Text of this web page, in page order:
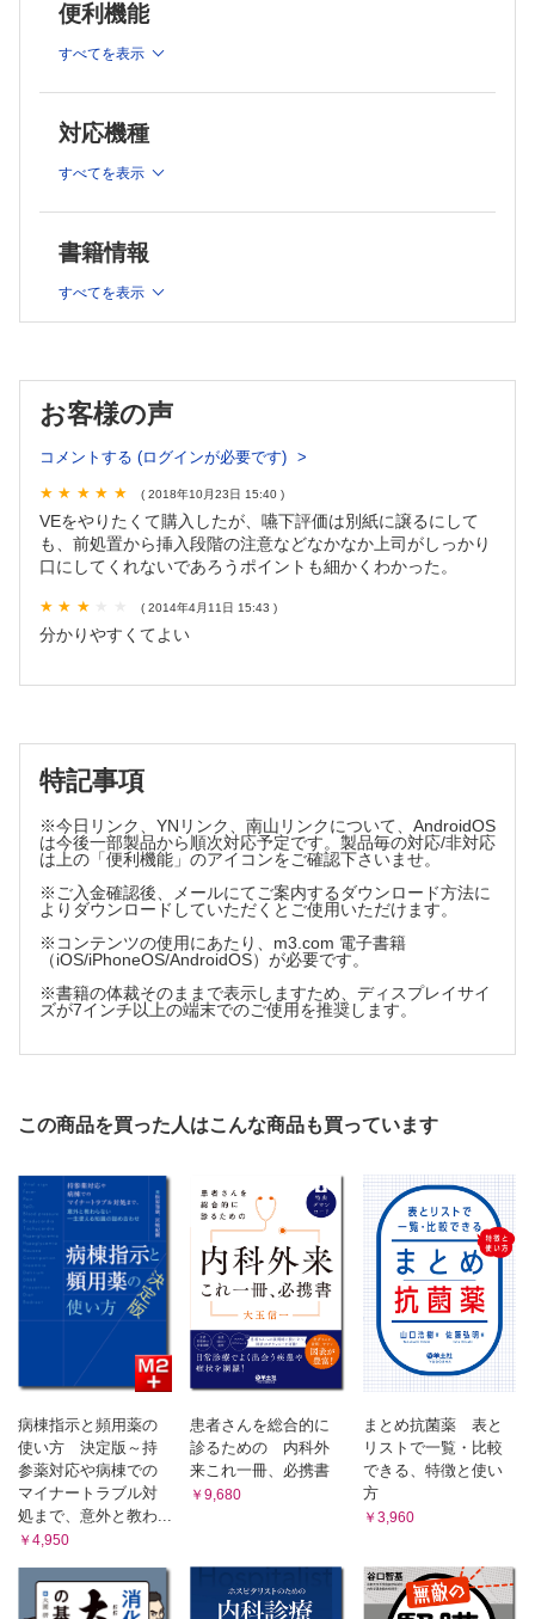
［Part2］経鼻内視鏡検査に必要な耳鼻咽喉科領域の基礎知
【飯村陽一，荒木 進，鈴木 衞】
(2) 生理
(4) 鼻出血への対応法
(5) 耳鼻咽喉科医からのメッセージ
［Part3］経鼻内視鏡検査の前処置
【辰巳嘉英，立花俊治】
(1) 前処置
(3) 内視鏡挿入前の準備
(4) 後処置
(5) 経鼻内視鏡施行後の注意事項
(6) 前処置・鼻腔麻酔に使用される薬剤の注意点
［Part4］挿入方法 【阿部公紀】
(1) 挿入体位
(2) 把持方法
(3) 挿入鼻腔の選択
［Part5］現状と問題点 【櫻井幸弘】
(1) 背景
(2) 挿入率
(4) 鼻痛
(6) 安全性
(7) 問題点
(8) 経鼻法と経口法の相違点
［Part6］応用編
(1) 準備品
(3) データ
(4) 利点と問題点
(5) おわりに
[2]内視鏡的胃瘻造設術（Introducer法）【尾形高士】
(1) 準備品
(2) 方法
(3) 安全性
(4) 利点と問題点
便利機能
すべてを表示
対応機種
すべてを表示
書籍情報
すべてを表示
お客様の声
コメントする (ログインが必要です)
( 2018年10月23日 15:40 )
VEをやりたくて購入したが、嚥下評価は別紙に譲るにして
も、前処置から挿入段階の注意などなかなか上司がしっかり
口にしてくれないであろうポイントも細かくわかった。
( 2014年4月11日 15:43 )
分かりやすくてよい
特記事項
※今日リンク、YNリンク、南山リンクについて、AndroidOS
は今後一部製品から順次対応予定です。製品毎の対応/非対応
は上の「便利機能」のアイコンをご確認下さいませ。
※ご入金確認後、メールにてご案内するダウンロード方法に
よりダウンロードしていただくとご使用いただけます。
※コンテンツの使用にあたり、m3.com 電子書籍
（iOS/iPhoneOS/AndroidOS）が必要です。
※書籍の体裁そのままで表示しますため、ディスプレイサイ
ズが7インチ以上の端末でのご使用を推奨します。
この商品を買った人はこんな商品も買っています
病棟指示と頻用薬の
使い方 決定版～持
参薬対応や病棟での
マイナートラブル対
処まで、意外と教わ...
￥4,950
患者さんを総合的に
診るための 内科外
来これ一冊、必携書
￥9,680
まとめ抗菌薬 表と
リストで一覧・比較
できる、特徴と使い
方
￥3,960